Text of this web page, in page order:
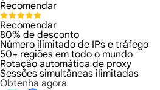
Recomendar
Recomendar
80% de desconto
Número ilimitado de IPs e tráfego
50+ regiões em todo o mundo
Rotação automática de proxy
Sessões simultâneas ilimitadas
Obtenha agora